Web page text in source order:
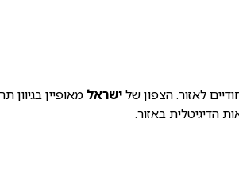
לאזור. הצפון שלישראל מאופיין
הדיגיטלית באזור.